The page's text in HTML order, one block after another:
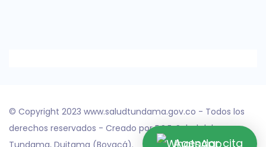
© Copyright 2023 www.saludtundama.gov.co - Todos los
derechos reservados - Creado por E.S.E. Salud del
Agendar cita